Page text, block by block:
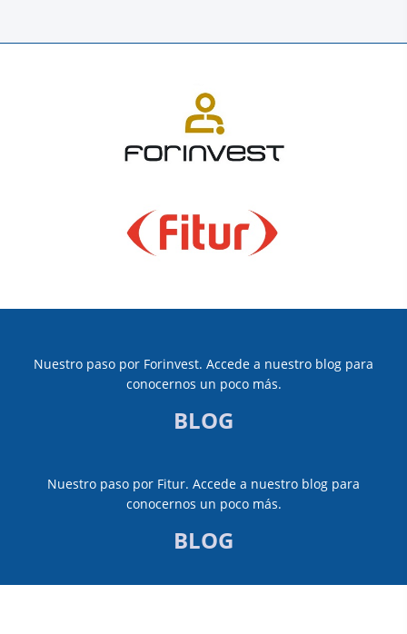
Nuestro paso por Forinvest. Accede a nuestro blog para
conocernos un poco más.
BLOG
Nuestro paso por Fitur. Accede a nuestro blog para
conocernos un poco más.
BLOG